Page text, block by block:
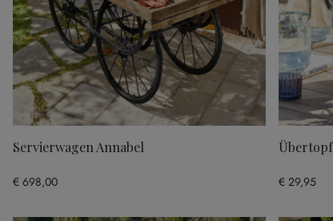
Servierwagen Annabel
€ 698,00 € 29,95